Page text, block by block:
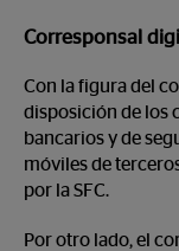
Corresponsal
Con la figura del
disposición de los
bancarios y de
móviles de
por la SFC.
Por otro lado, el